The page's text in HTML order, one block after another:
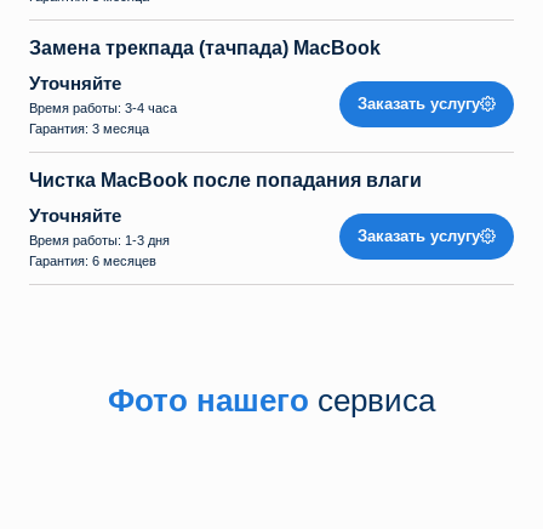
Замена трекпада (тачпада) MacBook
Уточняйте
Время работы: 3-4 часа
Гарантия: 3 месяца
Заказать услугу
Чистка MacBook после попадания влаги
Уточняйте
Время работы: 1-3 дня
Гарантия: 6 месяцев
Заказать услугу
Фото нашего сервиса